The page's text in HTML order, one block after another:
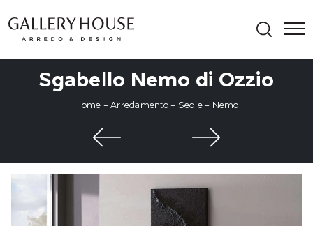
Sgabello Nemo di Ozzio
Home -Arredamento- Sedie - Nemo